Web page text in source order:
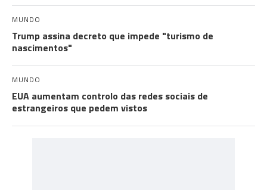
MUNDO
Trump assina decreto que impede "turismo de
nascimentos"
MUNDO
EUA aumentam controlo das redes sociais de
estrangeiros que pedem vistos